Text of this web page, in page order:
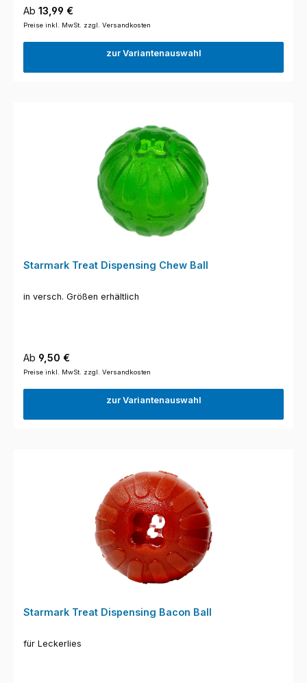
Regulärer Preis:
Ab 13,99 €
Preise inkl. MwSt. zzgl. Versandkosten
zur Variantenauswahl
Starmark Treat Dispensing Chew Ball
in versch. Größen erhältlich
Regulärer Preis:
Ab 9,50 €
Preise inkl. MwSt. zzgl. Versandkosten
zur Variantenauswahl
Starmark Treat Dispensing Bacon Ball
für Leckerlies